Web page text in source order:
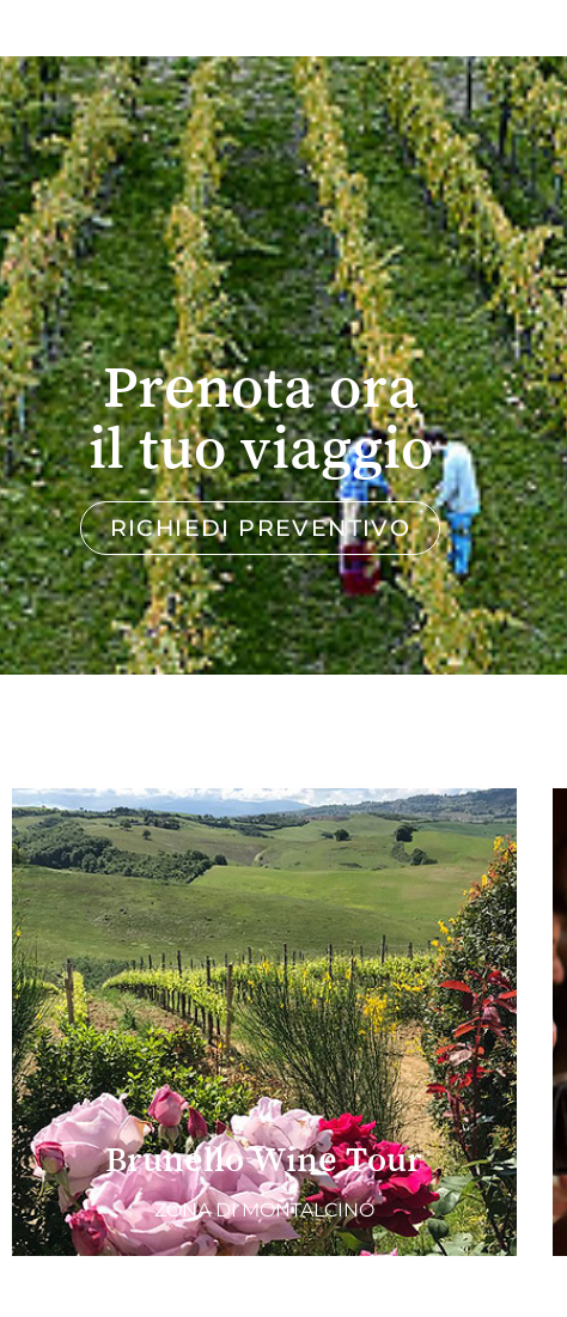
Prenota ora
il tuo viaggio
RICHIEDI PREVENTIVO
Brunello Wine Tour
ZONA DI MONTALCINO